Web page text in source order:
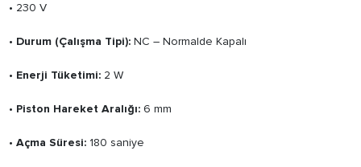
• 230 V
• Durum (Çalışma Tipi):NC – Normalde Kapalı
• Enerji Tüketimi:2 W
• Piston Hareket Aralığı:6 mm
• Açma Süresi:180 saniye